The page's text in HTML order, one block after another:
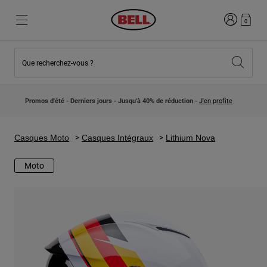
Nouveautés
Casques Motocross Enfant
Explorez Moto
Jet
Nouveautés
Lifestyle
Intégrales
Route et Gravel
Connexion
0
Que recherchez-vous ?
Promos d'été - Derniers jours - Jusqu'à 40% de réduction - J'en profite
Casques Moto Casques Intégraux Lithium Nova
Moto